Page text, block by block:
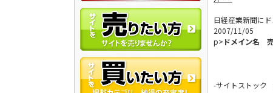
日経産業新聞に
2007/11/05
p> ドメイン名
-サイトストック